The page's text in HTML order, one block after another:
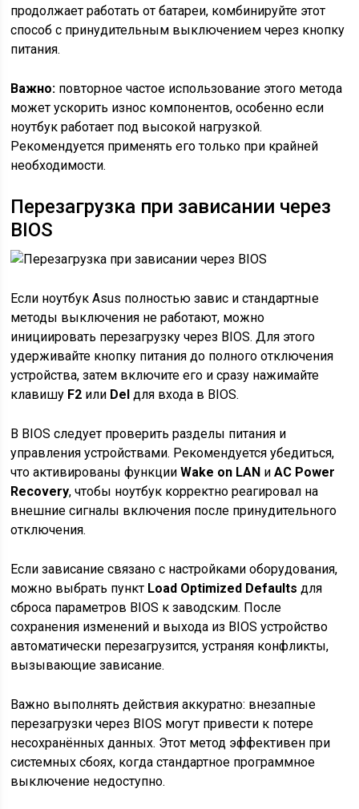
продолжает работать от батареи, комбинируйте этот
способ с принудительным выключением через кнопку
питания.
Важно: повторное частое использование этого метода
может ускорить износ компонентов, особенно если
ноутбук работает под высокой нагрузкой.
Рекомендуется применять его только при крайней
необходимости.
Перезагрузка при зависании через
BIOS
Если ноутбук Asus полностью завис и стандартные
методы выключения не работают, можно
инициировать перезагрузку через BIOS. Для этого
удерживайте кнопку питания до полного отключения
устройства, затем включите его и сразу нажимайте
клавишу F2 или Del для входа в BIOS.
В BIOS следует проверить разделы питания и
управления устройствами. Рекомендуется убедиться,
что активированы функцииWake on LAN иAC Power
Recovery, чтобы ноутбук корректно реагировал на
внешние сигналы включения после принудительного
отключения.
Если зависание связано с настройками оборудования,
можно выбрать пункт Load Optimized Defaults для
сброса параметров BIOS к заводским. После
сохранения изменений и выхода из BIOS устройство
автоматически перезагрузится, устраняя конфликты,
вызывающие зависание.
Важно выполнять действия аккуратно: внезапные
перезагрузки через BIOS могут привести к потере
несохранённых данных. Этот метод эффективен при
системных сбоях, когда стандартное программное
выключение недоступно.